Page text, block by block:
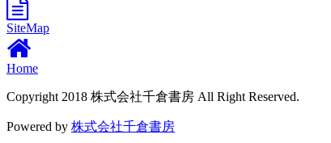
SiteMap
Home
Copyright 2018 株式会社千倉書房 All Right Reserved.
Powered by 株式会社千倉書房